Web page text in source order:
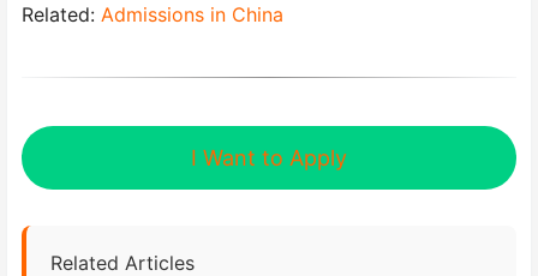
Related: Admissions in China
I Want to Apply
Related Articles